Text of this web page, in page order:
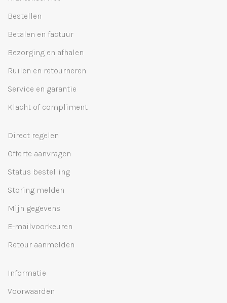
Bestellen
Betalen en factuur
Bezorging en afhalen
Ruilen en retourneren
Service en garantie
Klacht of compliment
Direct regelen
Offerte aanvragen
Status bestelling
Storing melden
Mijn gegevens
E-mailvoorkeuren
Retour aanmelden
Informatie
Voorwaarden